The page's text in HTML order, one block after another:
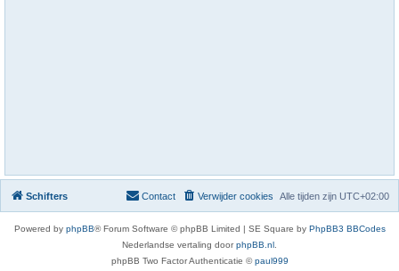
Schifters Alle tijden zijn UTC+02:00
Verwijder cookies
Contact
Powered by phpBB® Forum Software © phpBB Limited | SE Square by PhpBB3 BBCodes
Nederlandse vertaling doorphpBB.nl.
phpBB Two Factor Authenticatie ©paul999